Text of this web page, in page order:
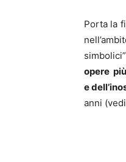
Porta la
opere
e
anni (vedi